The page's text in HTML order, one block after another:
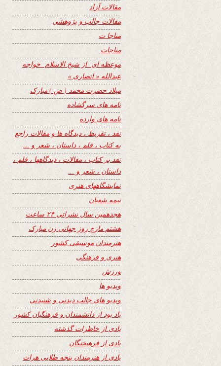
مقالات آزاد
مقالات جالب و پژوهشی
مناجا ت
مناجات
موعظه ای از شیخ الاسلام خواجه
عبدالله « انصاری »
میلاد حضرت محمد ( ص ) مبارک
نامه های سرگشاده
نامه های وارده
نفد ، تقریظ ، دیدگاه ها و مقالات راجع
به کتاب ، فلم ، داستان ، شعر و …
نفد بر کتاب ، مقالات ، دیدگاهها ، فلم ،
داستان ، شعر و …
نمایشگاههای هنری
نیمه شعبان
هجدهمین سال نشراتی ۲۴ ساعت
هشتم مارچ روز جهانی زن مبارک
هنرمندان موسیقی کشور
هنری و فرهنگی
ورزش
ویدیو ها
ویدیو های جالب دیدنی و شنیدنی
یاد بود از دانشمندان و فرهنگیان کشور
یادی از خاطرات گذشته
یادی از فرهیختگان
یادی از هنرمندان پنجه طلایی هرات